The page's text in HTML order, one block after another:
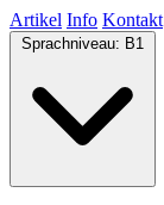
Artikel Info Kontakt
Sprachniveau: B1